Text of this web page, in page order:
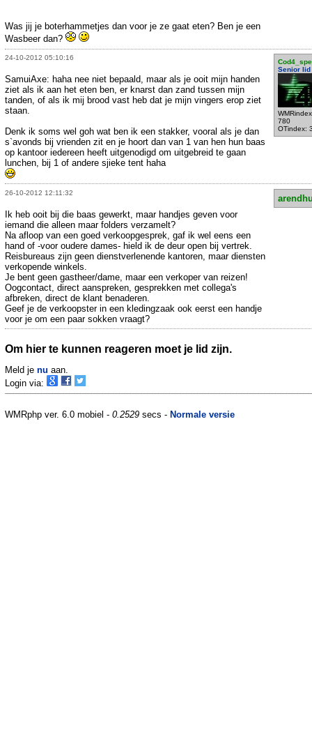
Was jij je boterhammetjes dan voor je ze gaat eten? Ben je een
Wasbeer dan?
24-10-2012 05:10:16
Senior lid
780
OTindex:
SamuiAxe: haha nee niet bepaald, maar als je ooit mijn handen
ziet als ik aan het eten ben, er knarst dan zand tussen mijn
tanden, of als ik mij brood vast heb dat je mijn vingers erop ziet
staan.
Denk ik soms wel goh wat ben ik een stakker, vooral als je dan
s`avonds bij vrienden zit en je hoort dan van 1 van hen hun baas
op kantoor iedereen heeft uitgenodigd om uitgebreid te gaan
lunchen, bij 1 of andere sjieke tent haha
26-10-2012 12:11:32
Ik heb ooit bij die baas gewerkt, maar handjes geven voor
iemand die alleen maar folders verzamelt?
Na afloop van een goed verkoopgesprek, gaf ik wel eens een
hand of -voor oudere dames- hield ik de deur open bij vertrek.
Reisbureaus zijn geen dienstverlenende kantoren, maar diensten
verkopende winkels.
Je bent geen gastheer/dame, maar een verkoper van reizen!
Oogcontact, direct aanspreken, gesprekken met collega's
afbreken, direct de klant benaderen.
Geef je de verkoopster in een kledingzaak ook eerst een handje
voor je om een paar sokken vraagt?
Om hier te kunnen reageren moet je lid zijn.
Meld je nu aan.
Login via:
WMRphp ver. 6.0 mobiel - 0.2529 secs - Normale versie